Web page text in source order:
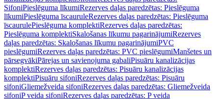
SifoniPieslēguma līkumiRezerves daļas paredzētas: Pieslēguma
līkumiPieslēguma īscauruleRezerves daļas paredzētas: Pieslēguma
īscaurulePieslēguma komplektiRezerves daļas paredzētas:
Pieslēguma komplektiSkalošanas līkumu pagarinājumiRezerves
daļas paredzētas: Skalošanas līkumu pagarinājumiPVC
pieslēgumiRezerves daļas paredzētas: PVC pieslēgumiManšetes un
pārsegvākiPārejas un savienojuma gabaliPisuāru kanalizācijas
komplektiRezerves daļas paredzētas: Pisuāru kanalizācijas
komplektiPisuāru sifoniRezerves daļas paredzētas: Pisuāru
sifoniGliemežveida sifoniRezerves daļas paredzētas: Gliemežveida
sifoniP veida sifoniRezerves daļas paredzētas: P veida